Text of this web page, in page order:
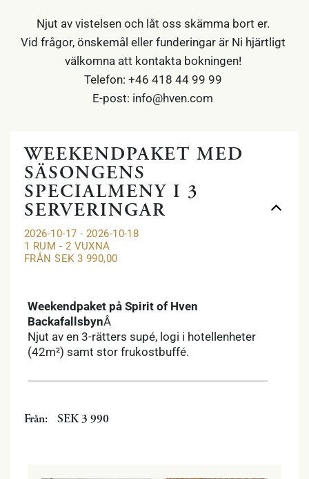
Njut av vistelsen och låt oss skämma bort er.
Vid frågor, önskemål eller funderingar är Ni hjärtligt
välkomna att kontakta bokningen!
Telefon: +46 418 44 99 99
E-post: info@hven.com
WEEKENDPAKET MED
SÄSONGENS
SPECIALMENY I 3
SERVERINGAR
2026-10-17 - 2026-10-18
1 RUM - 2 VUXNA
FRÅN SEK 3 990,00
Weekendpaket på Spirit of Hven
BackafallsbynÂ
Njut av en 3-rätters supé, logi i hotellenheter
(42m²) samt stor frukostbuffé.
Från: SEK 3 990